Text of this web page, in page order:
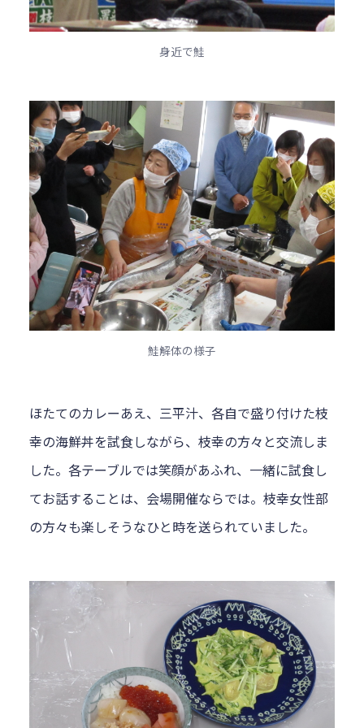
身近で鮭
鮭解体の様子
ほたてのカレーあえ、三平汁、各自で盛り付けた枝
幸の海鮮丼を試食しながら、枝幸の方々と交流しま
した。各テーブルでは笑顔があふれ、一緒に試食し
てお話することは、会場開催ならでは。枝幸女性部
の方々も楽しそうなひと時を送られていました。